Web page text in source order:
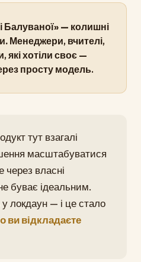
Балуваної» — колишні
Менеджери, вчителі,
які хотіли своє —
просту модель.
тут взагалі
масштабуватися
через власні
буває ідеальним.
локдаун — і це стало
ви відкладаєте